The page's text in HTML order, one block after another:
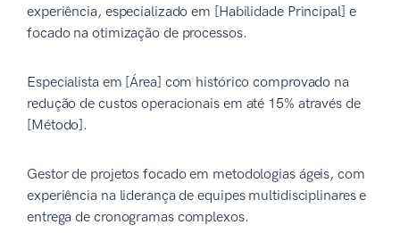
experiência, especializado em [Habilidade Principal] e
focado na otimização de processos.
Especialista em [Área] com histórico comprovado na
redução de custos operacionais em até 15% através de
[Método].
Gestor de projetos focado em metodologias ágeis, com
experiência na liderança de equipes multidisciplinares e
entrega de cronogramas complexos.